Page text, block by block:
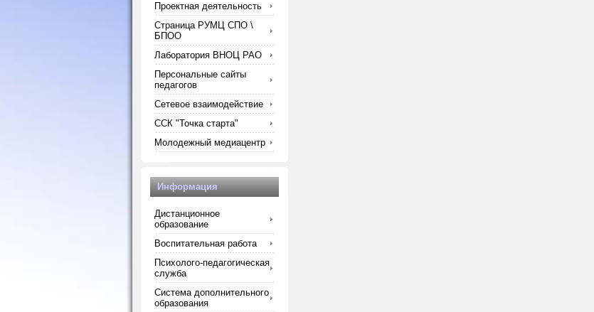
Проектная деятельность
Страница РУМЦ СПО \
БПОО
Лаборатория ВНОЦ РАО
Персональные сайты
педагогов
Сетевое взаимодействие
ССК "Точка старта"
Молодежный медиацентр
Информация
Дистанционное
образование
Воспитательная работа
Психолого-педагогическая
служба
Система дополнительного
образования